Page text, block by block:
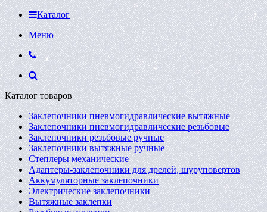
Каталог
Меню
Каталог товаров
Заклепочники пневмогидравлические вытяжные
Заклепочники пневмогидравлические резьбовые
Заклепочники резьбовые ручные
Заклепочники вытяжные ручные
Степлеры механические
Адаптеры-заклепочники для дрелей, шуруповертов
Аккумуляторные заклепочники
Электрические заклепочники
Вытяжные заклепки